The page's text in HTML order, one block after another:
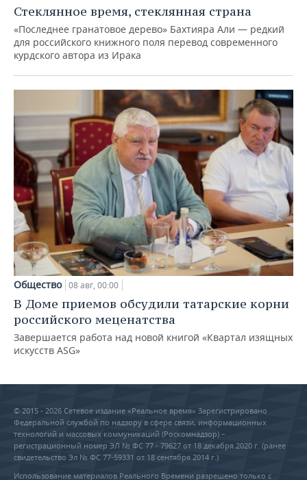
Стеклянное время, стеклянная страна
«Последнее гранатовое дерево» Бахтияра Али — редкий
для российского книжного поля перевод современного
курдского автора из Ирака
Общество 08 авг, 00:00
В Доме приемов обсудили татарские корни
российского меценатства
Завершается работа над новой книгой «Квартал изящных
искусств ASG»
© 2015 - 2026 Сетевое издание «Реальное время» Зарегистрировано
Федеральной службой по надзору в сфере связи, информационных
технологий и массовых коммуникаций (Роскомнадзор) –
регистрационный номер ЭЛ № ФС 77 - 79627 от 18 декабря 2020 г. (ранее
свидетельство Эл № ФС 77-59331 от 18 сентября 2014 г.)
Использование материалов Реального Времени разрешено только с